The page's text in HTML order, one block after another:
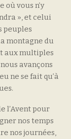
où vous n’y
», et celui
peuples
montagne du
aux multiples
avançons
ne se fait qu’à
l’Avent pour
nos temps
nos journées,